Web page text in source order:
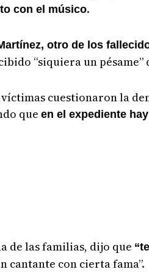
con el músico.
otro de los
“siquiera un
cuestionaron la
queen el expediente
de las familias, dijo que
cantante con cierta fama”.